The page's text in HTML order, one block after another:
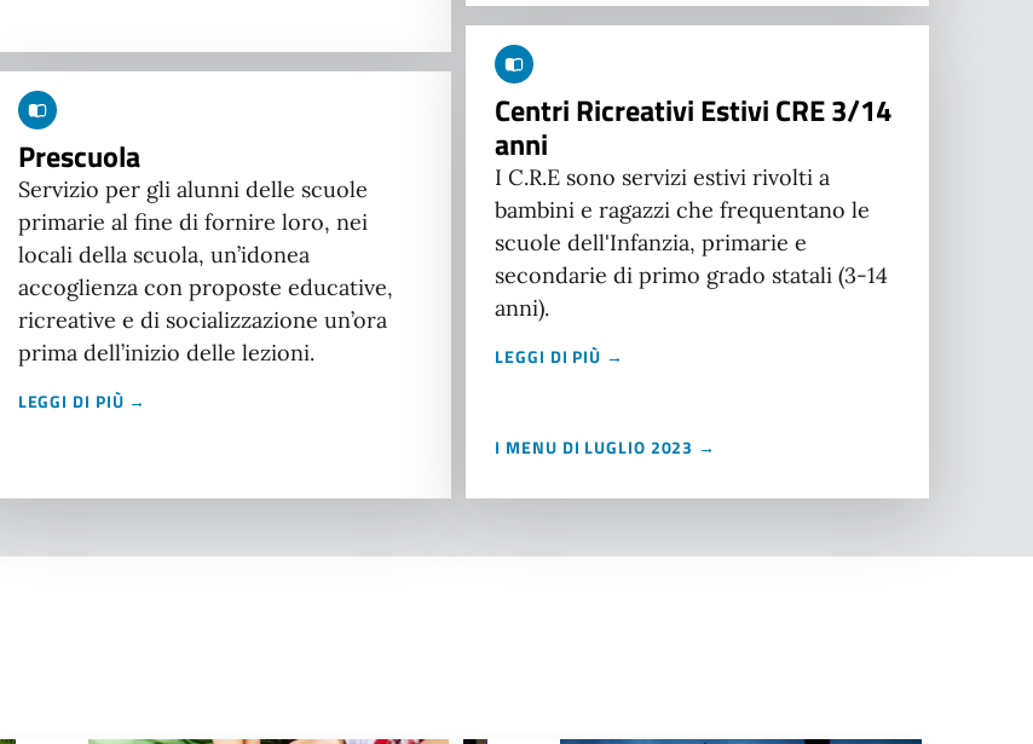
Prescuola
Servizio per gli alunni delle scuole
primarie al fine di fornire loro, nei
locali della scuola, un’idonea
accoglienza con proposte educative,
ricreative e di socializzazione un’ora
prima dell’inizio delle lezioni.
LEGGI DI PIÙ →
Centri Ricreativi Estivi CRE 3/14
anni
I C.R.E sono servizi estivi rivolti a
bambini e ragazzi che frequentano le
scuole dell'Infanzia, primarie e
secondarie di primo grado statali (3-14
anni).
LEGGI DI PIÙ →
I MENU DI LUGLIO 2023 →